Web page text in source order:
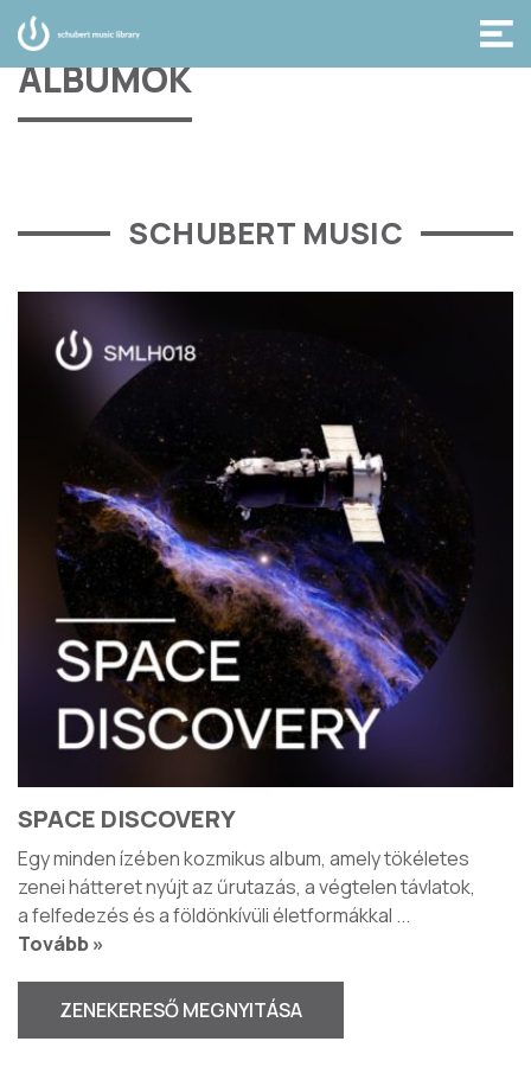
ALBUMOK
SCHUBERT MUSIC
SPACE DISCOVERY
Egy minden ízében kozmikus album, amely tökéletes
zenei hátteret nyújt az űrutazás, a végtelen távlatok,
a felfedezés és a földönkívüli életformákkal ...
Tovább »
ZENEKERESŐ MEGNYITÁSA